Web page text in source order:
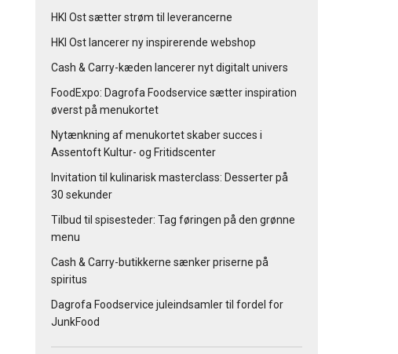
HKI Ost sætter strøm til leverancerne
HKI Ost lancerer ny inspirerende webshop
Cash & Carry-kæden lancerer nyt digitalt univers
FoodExpo: Dagrofa Foodservice sætter inspiration
øverst på menukortet
Nytænkning af menukortet skaber succes i
Assentoft Kultur- og Fritidscenter
Invitation til kulinarisk masterclass: Desserter på
30 sekunder
Tilbud til spisesteder: Tag føringen på den grønne
menu
Cash & Carry-butikkerne sænker priserne på
spiritus
Dagrofa Foodservice juleindsamler til fordel for
JunkFood